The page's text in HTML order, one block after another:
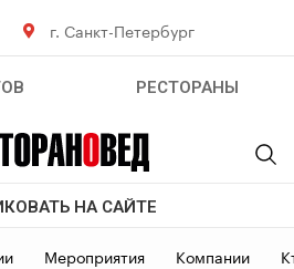
г. Санкт-Петербург
РЕСТОРАНЫ
НА САЙТЕ
Мероприятия Компании